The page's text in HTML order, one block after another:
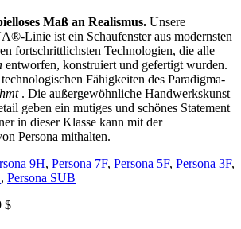
Maß an Realismus. Unsere
Linie ist ein Schaufenster aus modernsten
fortschrittlichsten Technologien, die alle
entworfen, konstruiert und gefertigt wurden.
Fähigkeiten des Paradigma-
. Die außergewöhnliche Handwerkskunst
geben ein mutiges und schönes Statement
in dieser Klasse kann mit der
Persona mithalten.
9H, Persona 7F, Persona 5F, Persona 3F,
, Persona SUB
$